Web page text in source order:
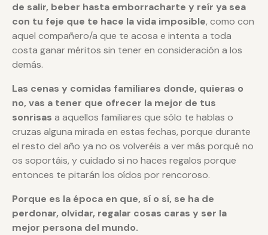
de salir, beber hasta emborracharte y reír ya sea
con tu feje que te hace la vida imposible, como con
aquel compañero/a que te acosa e intenta a toda
costa ganar méritos sin tener en consideración a los
demás.
Las cenas y comidas familiares donde, quieras o
no, vas a tener que ofrecer la mejor de tus
sonrisas a aquellos familiares que sólo te hablas o
cruzas alguna mirada en estas fechas, porque durante
el resto del año ya no os volveréis a ver más porqué no
os soportáis, y cuidado si no haces regalos porque
entonces te pitarán los oídos por rencoroso.
Porque es la época en que, sí o sí, se ha de
perdonar, olvidar, regalar cosas caras y ser la
mejor persona del mundo.